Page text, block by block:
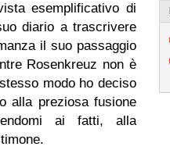
esemplificativo di
diario a trascrivere
il suo passaggio
Rosenkreuz non è
modo ho deciso
alla preziosa fusione
ai fatti, alla